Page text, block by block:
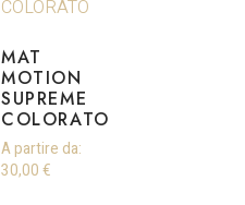
MAT
MOTION
SUPREME
COLORATO
A partire da:
30,00 €